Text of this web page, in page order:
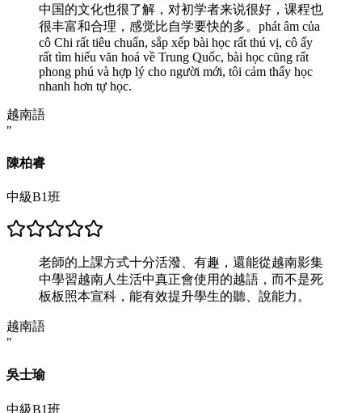
中国的文化也很了解，对初学者来说很好，课程也
很丰富和合理，感觉比自学要快的多。phát âm của
cô Chi rất tiêu chuẩn, sắp xếp bài học rất thú vị, cô ấy
rất tìm hiểu văn hoá về Trung Quốc, bài học cũng rất
phong phú và hợp lý cho người mới, tôi cảm thấy học
nhanh hơn tự học.
越南語
"
陳柏睿
中級B1班
老師的上課方式十分活潑、有趣，還能從越南影集
中學習越南人生活中真正會使用的越語，而不是死
板板照本宣科，能有效提升學生的聽、說能力。
越南語
"
吳士瑜
中級B1班